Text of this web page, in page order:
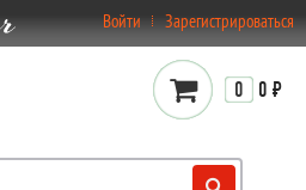
Войти Зарегистрироваться
0 0 ₽